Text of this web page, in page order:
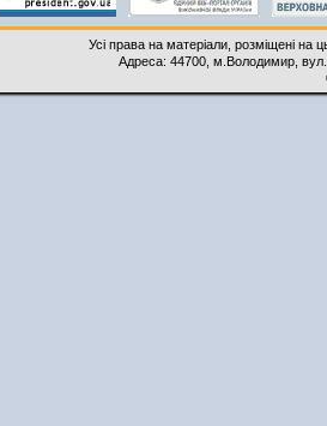
Усі права на матеріали, розміщені на
Адреса: 44700, м.Володимир,